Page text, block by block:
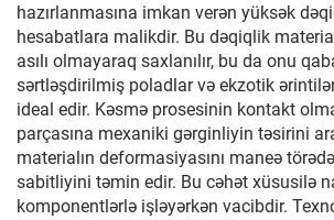
hazırlanmasına imkan verən yüksək
hesabatlara malikdir. Bu dəqiqlik
asılı olmayaraq saxlanılır, bu da onu
sərtləşdirilmiş poladlar və ekzotik
ideal edir. Kəsmə prosesinin kontakt
parçasına mexaniki gərginliyin təsirini
materialın deformasiyasını maneə
sabitliyini təmin edir. Bu cəhət xüsusilə
komponentlərlə işləyərkən vacibdir.